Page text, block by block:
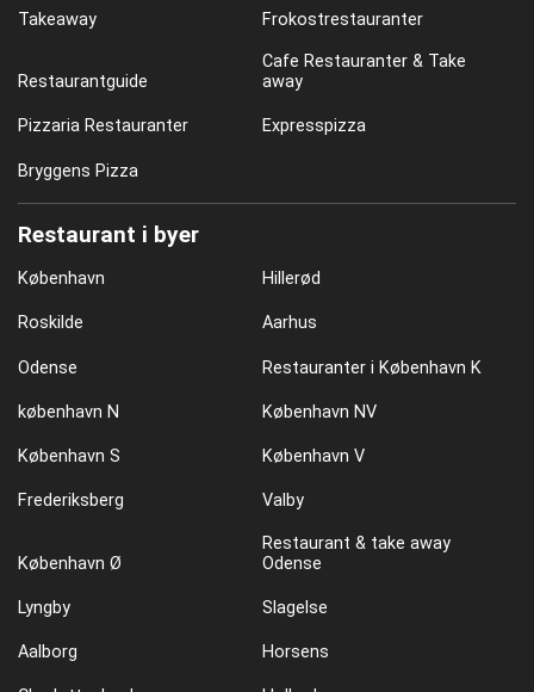
Takeaway Frokostrestauranter
Restaurantguide
Cafe Restauranter & Take
away
Pizzaria Restauranter Expresspizza
Bryggens Pizza
Restaurant i byer
København Hillerød
Roskilde Aarhus
Odense Restauranter i København K
københavn N København NV
København S København V
Frederiksberg Valby
København Ø
Restaurant & take away
Odense
Lyngby Slagelse
Aalborg Horsens